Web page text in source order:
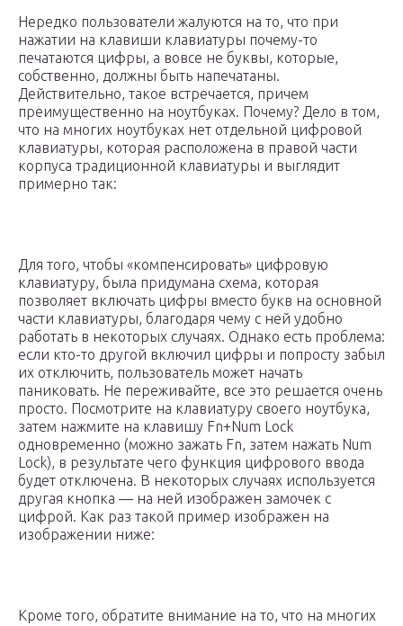
Нередко пользователи жалуются на то, что при
нажатии на клавиши клавиатуры почему-то
печатаются цифры, а вовсе не буквы, которые,
собственно, должны быть напечатаны.
Действительно, такое встречается, причем
преимущественно на ноутбуках. Почему? Дело в том,
что на многих ноутбуках нет отдельной цифровой
клавиатуры, которая расположена в правой части
корпуса традиционной клавиатуры и выглядит
примерно так:
Для того, чтобы «компенсировать» цифровую
клавиатуру, была придумана схема, которая
позволяет включать цифры вместо букв на основной
части клавиатуры, благодаря чему с ней удобно
работать в некоторых случаях. Однако есть проблема:
если кто-то другой включил цифры и попросту забыл
их отключить, пользователь может начать
паниковать. Не переживайте, все это решается очень
просто. Посмотрите на клавиатуру своего ноутбука,
затем нажмите на клавишу Fn+Num Lock
одновременно (можно зажать Fn, затем нажать Num
Lock), в результате чего функция цифрового ввода
будет отключена. В некоторых случаях используется
другая кнопка — на ней изображен замочек с
цифрой. Как раз такой пример изображен на
изображении ниже:
Кроме того, обратите внимание на то, что на многих